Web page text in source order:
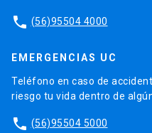
phone (56)95504 4000
EMERGENCIAS UC
Teléfono en caso de
riesgo tu vida dentro de
phone (56)95504 5000